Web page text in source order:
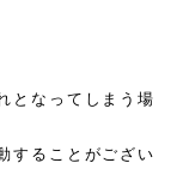
となってしまう場
することがござい